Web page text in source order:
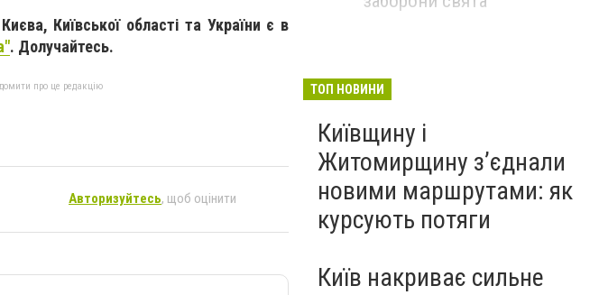
Київської області та України є в
. Долучайтесь.
про це редакцію
Авторизуйтесь, щоб оцінити
ТОП НОВИНИ
Київщину і
Житомирщину з’єднали
новими маршрутами: як
курсують потяги
Київ накриває сильне